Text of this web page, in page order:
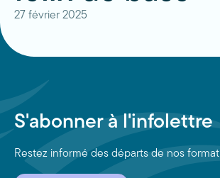
27 février 2025
S'abonner à l'infolettre
Restez informé des départs de nos